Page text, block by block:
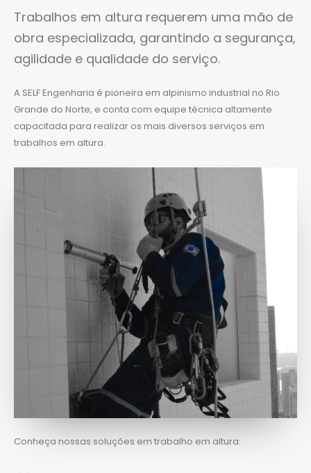
Trabalhos em altura requerem uma mão de
obra especializada, garantindo a segurança,
agilidade e qualidade do serviço.
A SELF Engenharia é pioneira em alpinismo industrial no Rio
Grande do Norte, e conta com equipe técnica altamente
capacitada para realizar os mais diversos serviços em
trabalhos em altura.
Conheça nossas soluções em trabalho em altura: